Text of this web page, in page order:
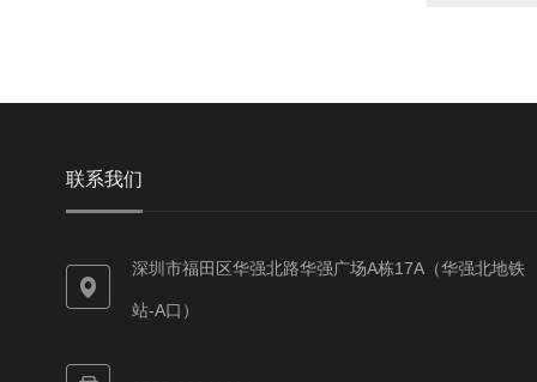
联系我们
深圳市福田区华强北路华强广场A栋17A（华强北地铁
站-A口）